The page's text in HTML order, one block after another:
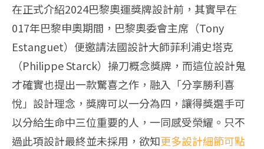
在正式介紹2024巴黎奧運獎牌設計前，其實早在
017年巴黎申奧期間，巴黎奧委會主席（Tony
Estanguet）便邀請法國設計大師菲利浦史塔克
（Philippe Starck）操刀概念獎牌，而這位設計鬼
才確實也提出一款驚喜之作，融入「分享勝利喜
悅」設計理念，獎牌可以一分為四，讓得獎選手可
以分給生命中三位重要的人，一同感受榮耀。只不
過此項設計最終並未採用，欲知更多設計細節可點